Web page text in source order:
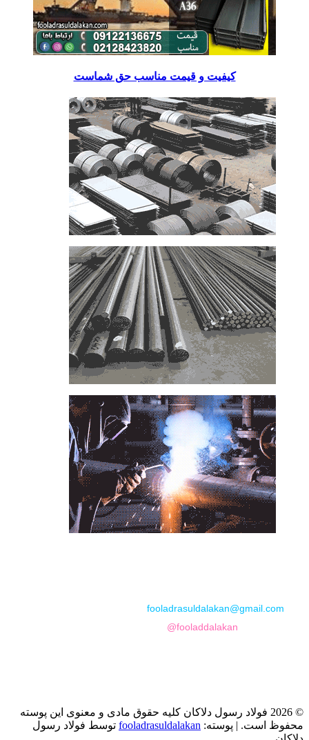
کیفیت و قیمت مناسب حق شماست
fooladrasuldalakan@gmail.com
@fooladdalakan
© 2026 فولاد رسول دلاکان کلیه حقوق مادی و معنوی این پوسته
محفوظ است. | پوسته: fooladrasuldalakan توسط فولاد رسول